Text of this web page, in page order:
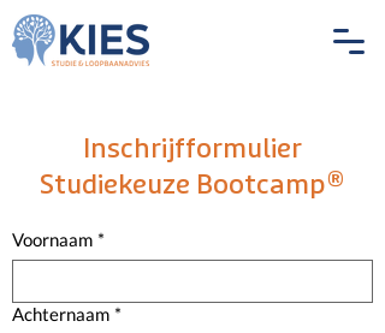
Inschrijfformulier
Studiekeuze Bootcamp®
Voornaam *
Achternaam *